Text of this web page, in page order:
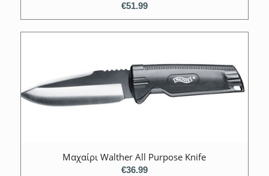
€51.99
Μαχαίρι Walther All Purpose Knife
€36.99